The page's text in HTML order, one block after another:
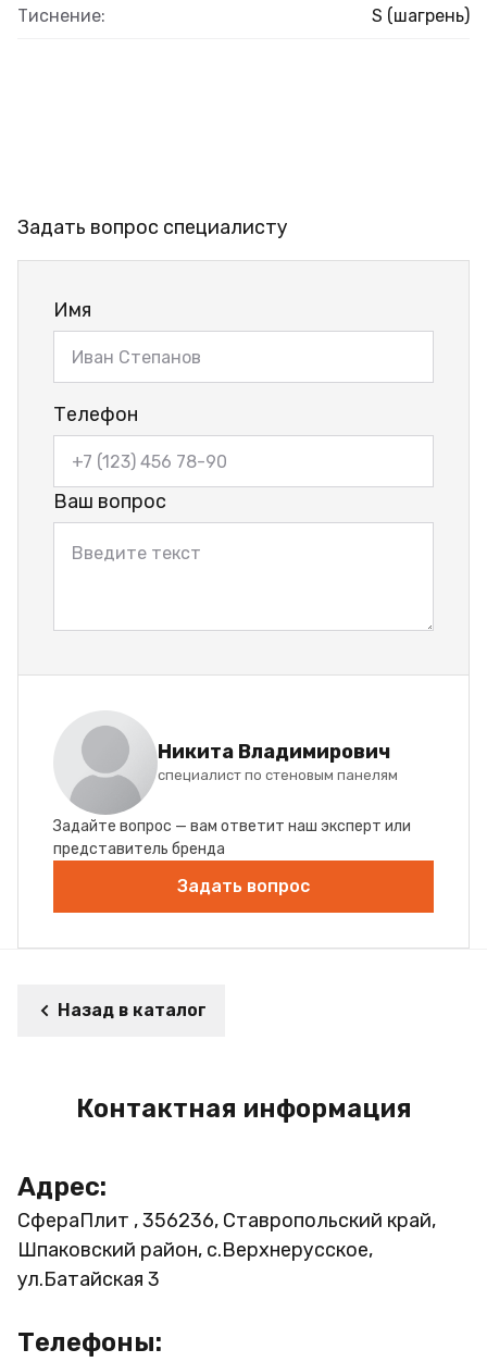
Тиснение: S (шагрень)
Задать вопрос специалисту
Имя
Телефон
Ваш вопрос
Никита Владимирович
специалист по стеновым панелям
Задайте вопрос — вам ответит наш эксперт или
представитель бренда
Задать вопрос
Назад в каталог
Контактная информация
Адрес:
СфераПлит , 356236, Ставропольский край,
Шпаковский район, с.Верхнерусское,
ул.Батайская 3
Телефоны: